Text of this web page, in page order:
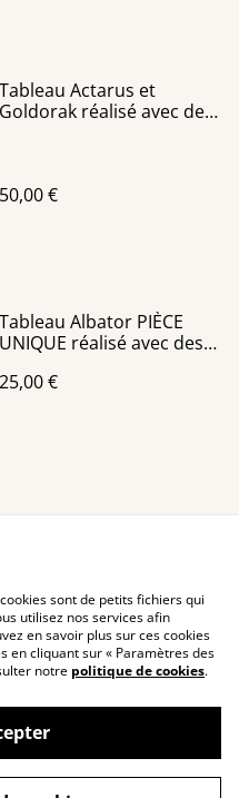
Tableau Actarus et
Goldorak réalisé avec des
50,00 €
Tableau Albator PIÈCE
UNIQUE réalisé avec des
25,00 €
Legal Terms
Cookie Policy
sont de petits fichiers qui
utilisez nos services afin
en savoir plus sur ces cookies
en cliquant sur « Paramètres des
notre politique de cookies.